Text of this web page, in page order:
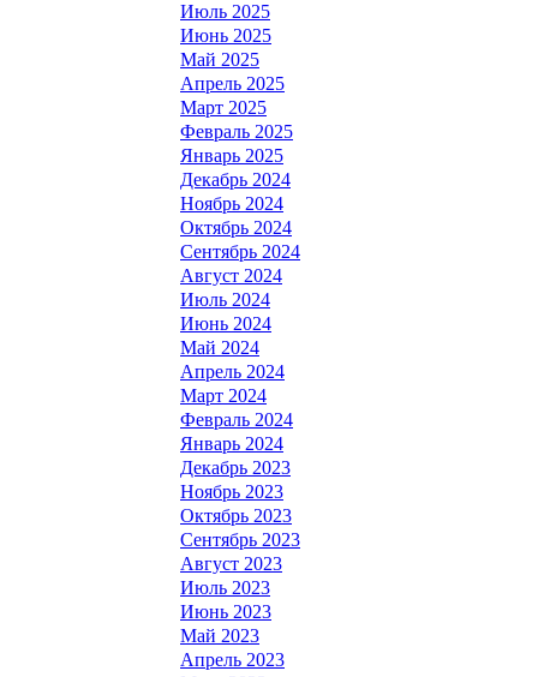
Июль 2025
Июнь 2025
Май 2025
Апрель 2025
Март 2025
Февраль 2025
Январь 2025
Декабрь 2024
Ноябрь 2024
Октябрь 2024
Сентябрь 2024
Август 2024
Июль 2024
Июнь 2024
Май 2024
Апрель 2024
Март 2024
Февраль 2024
Январь 2024
Декабрь 2023
Ноябрь 2023
Октябрь 2023
Сентябрь 2023
Август 2023
Июль 2023
Июнь 2023
Май 2023
Апрель 2023